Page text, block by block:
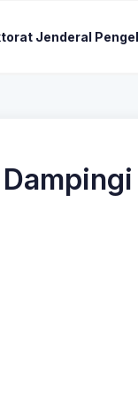
Jenderal